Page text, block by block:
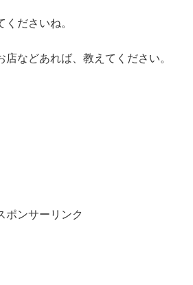
ださいね。
などあれば、教えてください。
ポンサーリンク